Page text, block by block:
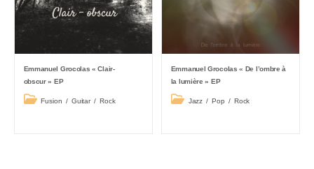
Emmanuel Grocolas « Clair-
obscur » EP
PostFusion / Guitar / Rock
Emmanuel Grocolas « De l’ombre à
la lumière » EP
Post Jazz / Pop / Rock